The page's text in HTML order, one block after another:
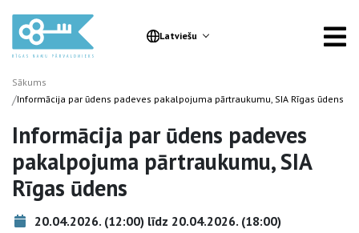
Latviešu
Sākums
/Informācija par ūdens padeves pakalpojuma pārtraukumu, SIA Rīgas ūdens
Informācija par ūdens padeves
pakalpojuma pārtraukumu, SIA
Rīgas ūdens
20.04.2026. (12:00) līdz 20.04.2026. (18:00)